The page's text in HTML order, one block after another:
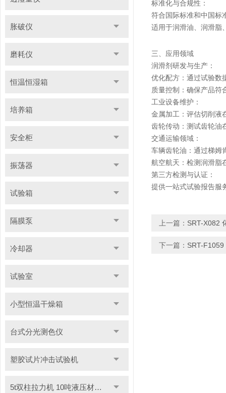
胀破仪
磨耗仪
恒温恒湿箱
培养箱
安全柜
振荡器
试验箱
隔膜泵
冷却器
试验室
小型恒温干燥箱
台式分光测色仪
塑胶试片冲击试验机
5t双柱拉力机 10吨液压材料拉力试验机
标准化与合规性：
符合国际标准和中国标
适用于润滑油、润滑脂
三、应用领域
润滑剂研发与生产：
优化配方：通过试验数
质量控制：确保产品符
工业设备维护：
金属加工：评估切削液
齿轮传动：测试齿轮油
交通运输领域：
车辆齿轮油：通过梯姆
航空航天：检测润滑脂
第三方检测与认证：
提供一站式试验报告服
上一篇： SRT-X082
下一篇： SRT-